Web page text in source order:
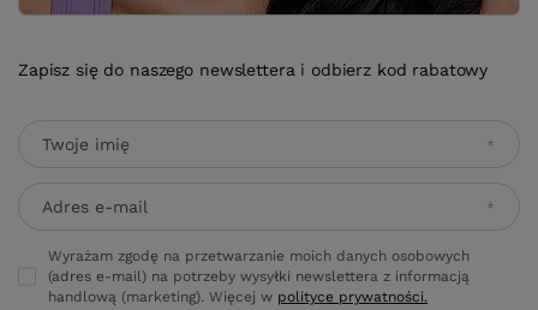
Zapisz się do naszego newslettera i odbierz kod rabatowy
Twoje imię
Adres e-mail
Wyrażam zgodę na przetwarzanie moich danych osobowych
(adres e-mail) na potrzeby wysyłki newslettera z informacją
handlową (marketing). Więcej w polityce prywatności.